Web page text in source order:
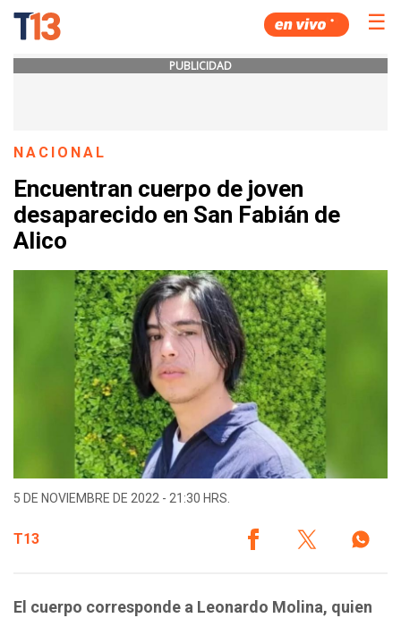
☰
PUBLICIDAD
NACIONAL
Encuentran cuerpo de joven
desaparecido en San Fabián de
Alico
5 DE NOVIEMBRE DE 2022 - 21:30 HRS.
T13
El cuerpo corresponde a Leonardo Molina, quien